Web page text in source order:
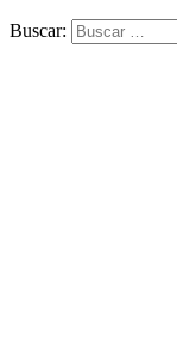
Buscar: